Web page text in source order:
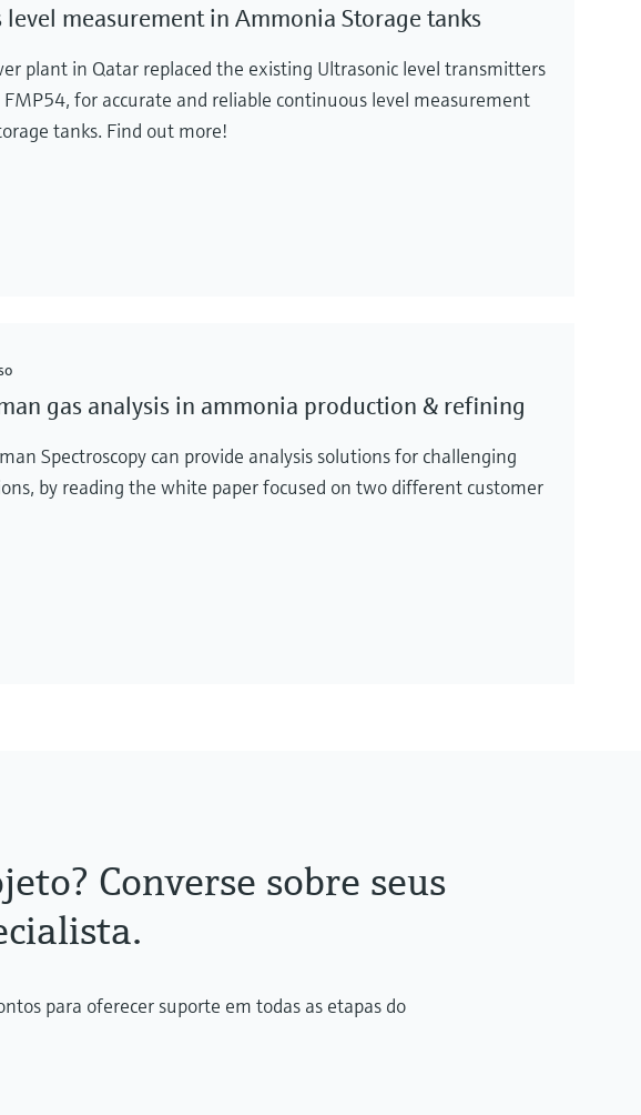
level measurement in Ammonia Storage tanks
plant in Qatar replaced the existing Ultrasonic level transmitters
for accurate and reliable continuous level measurement
tanks. Find out more!
gas analysis in ammonia production & refining
Spectroscopy can provide analysis solutions for challenging
by reading the white paper focused on two different customer
Converse sobre seus
para oferecer suporte em todas as etapas do